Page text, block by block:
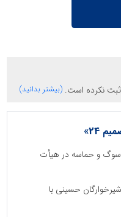
(بیشتر بدانید)
24»
و حماسه در هیأت
حسینی با